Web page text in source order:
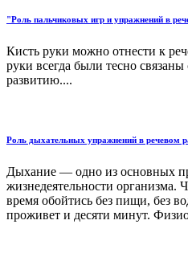
"Роль пальчиковых игр и упражнений в
Кисть руки можно отнести к
руки всегда были тесно
развитию....
Роль дыхательных упражнений в речевом
Дыхание — одно из основных
жизнедеятельности организма.
время обойтись без пищи, без
проживет и десяти минут.